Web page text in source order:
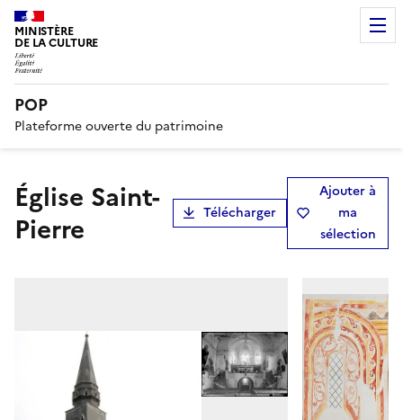
MINISTÈRE
DE LA CULTURE
POP
Plateforme ouverte du patrimoine
Église Saint-
Pierre
Télécharger
Ajouter à
ma
sélection